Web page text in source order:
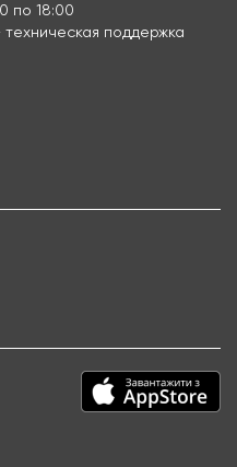
по 18:00
поддержка